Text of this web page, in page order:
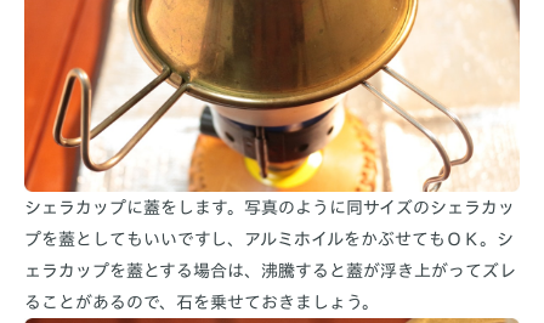
シェラカップに蓋をします。写真のように同サイズのシェラカッ
プを蓋としてもいいですし、アルミホイルをかぶせてもＯＫ。シ
ェラカップを蓋とする場合は、沸騰すると蓋が浮き上がってズレ
ることがあるので、石を乗せておきましょう。